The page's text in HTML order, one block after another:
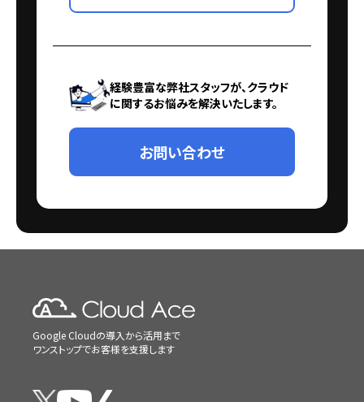
経験豊富な弊社スタッフが、クラウド
に関するお悩みを解決いたします。
お問い合わせ
Google Cloudの導入から活用まで
ワンストップでお客様を支援します